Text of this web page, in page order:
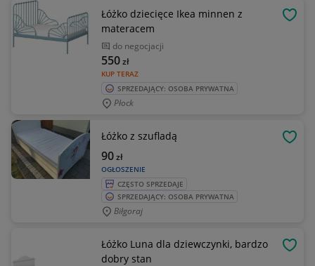
Łóżko dziecięce Ikea minnen z
materacem
do negocjacji
KUP TERAZ
550zł
SPRZEDAJĄCY: OSOBA PRYWATNA
Płock
Łóżko z szufladą
OGŁOSZENIE
90zł
CZĘSTO SPRZEDAJE
SPRZEDAJĄCY: OSOBA PRYWATNA
Biłgoraj
Łóżko Luna dla dziewczynki, bardzo
dobry stan